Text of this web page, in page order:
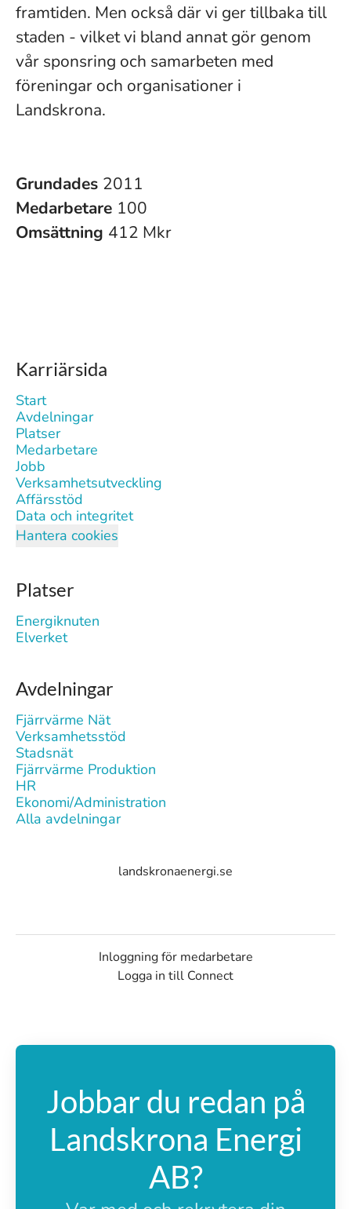
framtiden. Men också där vi ger tillbaka till
staden - vilket vi bland annat gör genom
vår sponsring och samarbeten med
föreningar och organisationer i
Landskrona.
Grundades 2011
Medarbetare 100
Omsättning 412 Mkr
Karriärsida
Start
Avdelningar
Platser
Medarbetare
Jobb
Verksamhetsutveckling
Affärsstöd
Data och integritet
Hantera cookies
Platser
Energiknuten
Elverket
Avdelningar
Fjärrvärme Nät
Verksamhetsstöd
Stadsnät
Fjärrvärme Produktion
HR
Ekonomi/Administration
Alla avdelningar
landskronaenergi.se
Inloggning för medarbetare
Logga in till Connect
Jobbar du redan på
Landskrona Energi
AB?